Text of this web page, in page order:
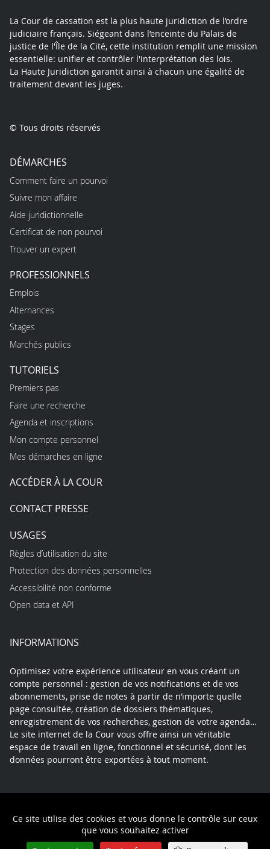
Ce site utilise des cookies et vous donne le contrôle sur ceux
que vous souhaitez activer
La Cour de cassation est la plus haute juridiction de l’ordre
judiciaire français. Siégeant dans l’enceinte du Palais de
justice de l'Île de la Cité, cette institution remplit une mission
essentielle: unifier et contrôler l'interprétation des lois.
La Haute Juridiction garantit ainsi à chacun une égalité de
traitement devant les juges.
© Tous droits réservés
DÉMARCHES
Comment faire un pourvoi
Suivre mon affaire
Aide juridictionnelle
Certificat de non pourvoi
Trouver un expert
PROFESSIONNELS
Emplois
Alternances
Stages
Marchés publics
TUTORIELS
Premiers pas
Faire une recherche
Agenda et inscriptions
Mon compte personnel
Mes démarches en ligne
ACCÉDER À LA COUR
CONTACT PRESSE
USAGES
Règles d’utilisation du site
Protection des données personnelles
Accessibilité non conforme
Open data et API
INFORMATIONS
Optimisez votre expérience utilisateur en vous créant un
compte personnel : gestion de vos notifications et de vos
abonnements, prise de notes à partir de n’importe quelle
page consultée, création de dossiers thématiques,
enregistrement de vos recherches, gestion de votre agenda…
Le site internet de la Cour vous offre ainsi un véritable
espace de travail en ligne, fonctionnel et sécurisé, dont les
données pourront être exportées à tout moment.
Politique de confidentialité